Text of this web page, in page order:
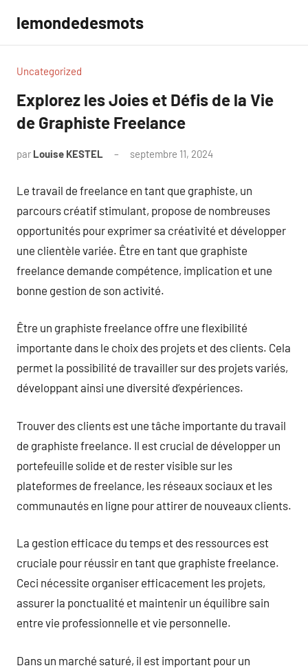
contenu
lemondedesmots
Uncategorized
Explorez les Joies et Défis de la Vie
de Graphiste Freelance
par Louise KESTEL septembre 11, 2024
Le travail de freelance en tant que graphiste, un
parcours créatif stimulant, propose de nombreuses
opportunités pour exprimer sa créativité et développer
une clientèle variée. Être en tant que graphiste
freelance demande compétence, implication et une
bonne gestion de son activité.
Être un graphiste freelance offre une flexibilité
importante dans le choix des projets et des clients. Cela
permet la possibilité de travailler sur des projets variés,
développant ainsi une diversité d’expériences.
Trouver des clients est une tâche importante du travail
de graphiste freelance. Il est crucial de développer un
portefeuille solide et de rester visible sur les
plateformes de freelance, les réseaux sociaux et les
communautés en ligne pour attirer de nouveaux clients.
La gestion efficace du temps et des ressources est
cruciale pour réussir en tant que graphiste freelance.
Ceci nécessite organiser efficacement les projets,
assurer la ponctualité et maintenir un équilibre sain
entre vie professionnelle et vie personnelle.
Dans un marché saturé, il est important pour un